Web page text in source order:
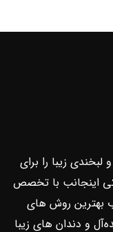
زیبا را برای
اینجانب با تخصص
بهترین روش ‌های
و دندان های زیبا